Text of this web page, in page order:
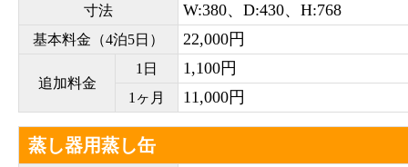
寸法 W:380、D:430、H:768
基本料金（4泊5日） 22,000円
追加料金
1日 1,100円
1ヶ月 11,000円
蒸し器用蒸し缶